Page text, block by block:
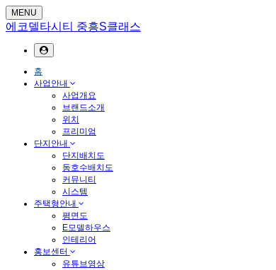
MENU
에코델타시티 중흥S클래스
홈
사업안내
사업개요
브랜드소개
위치
프리미엄
단지안내
단지배치도
동호수배치도
커뮤니티
시스템
주택형안내
평면도
E모델하우스
인테리어
홍보센터
유튜브영상